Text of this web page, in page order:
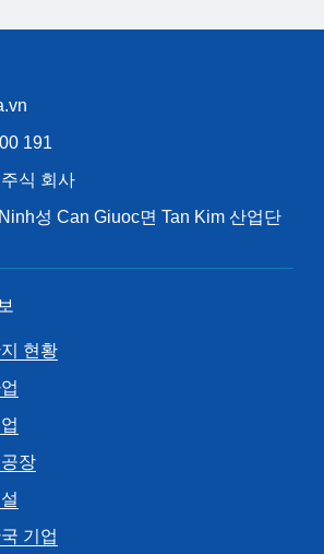
191
식 회사
성 Can Giuoc면 Tan Kim 산업단
현황
장
기업